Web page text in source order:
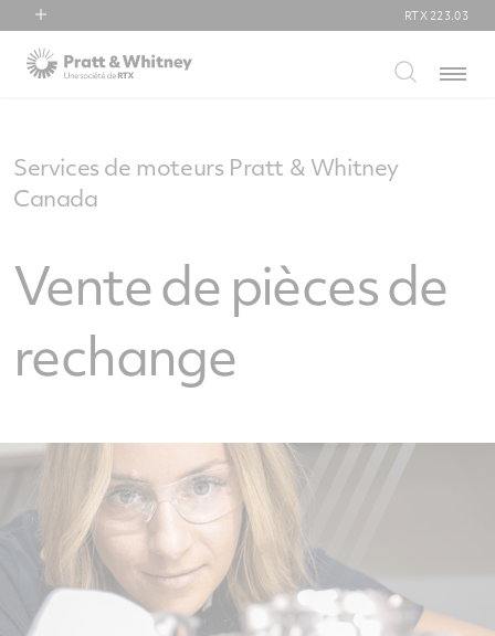
RTX
Collins Aerospace
RTX 223.03
Menu
Services de moteurs Pratt & Whitney
Canada
Vente de pièces de
rechange